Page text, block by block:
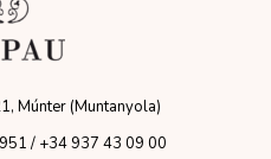
Múnter (Muntanyola)
/ +34 937 43 09 00